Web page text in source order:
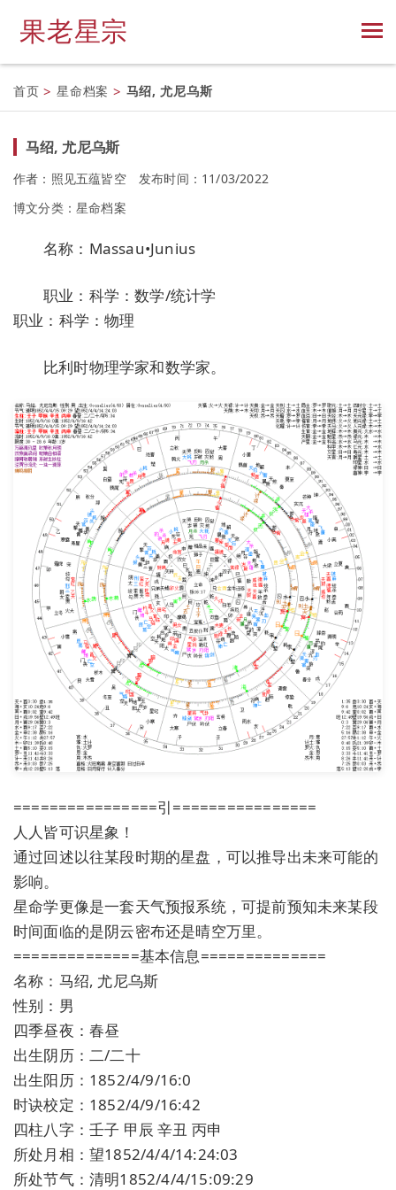
果老星宗
首页 > 星命档案 > 马绍, 尤尼乌斯
马绍, 尤尼乌斯
作者：照见五蕴皆空
发布时间：11/03/2022
博文分类： 星命档案
名称：Massau•Junius
职业：科学：数学/统计学
职业：科学：物理
比利时物理学家和数学家。
================引================
人人皆可识星象！
通过回述以往某段时期的星盘，可以推导出未来可能的
影响。
星命学更像是一套天气预报系统，可提前预知未来某段
时间面临的是阴云密布还是晴空万里。
==============基本信息==============
名称：马绍, 尤尼乌斯
性别：男
四季昼夜：春昼
出生阴历：二/二十
出生阳历：1852/4/9/16:0
时诀校定：1852/4/9/16:42
四柱八字：壬子 甲辰 辛丑 丙申
所处月相：望1852/4/4/14:24:03
所处节气：清明1852/4/4/15:09:29